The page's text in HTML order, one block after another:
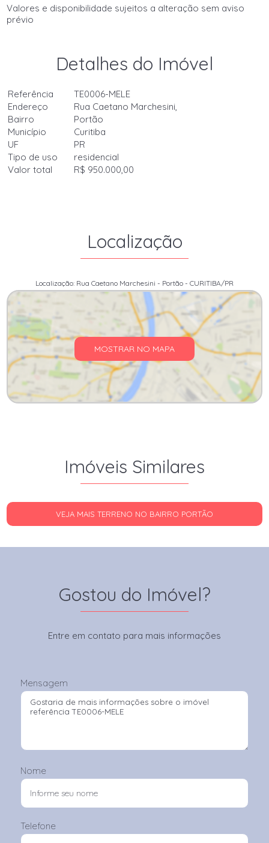
Valores e disponibilidade sujeitos a alteração sem aviso
prévio
Detalhes do Imóvel
Referência
TE0006-MELE
Endereço
Rua Caetano Marchesini,
Bairro
Portão
Município
Curitiba
UF
PR
Tipo de uso
residencial
Valor total
R$ 950.000,00
Localização
Localização: Rua Caetano Marchesini - Portão - CURITIBA/PR
MOSTRAR NO MAPA
Imóveis Similares
VEJA MAIS TERRENO NO BAIRRO PORTÃO
Gostou do Imóvel?
Entre em contato para mais informações
Mensagem
Nome
Telefone